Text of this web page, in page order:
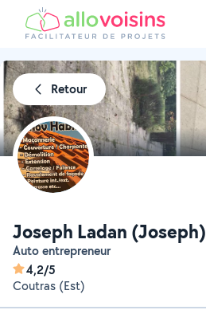
Retour
Joseph Ladan (Joseph)
Auto entrepreneur
4,2/5
Coutras (Est)